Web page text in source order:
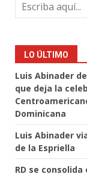
LO ÚLTIMO
Luis Abinader
que deja la
Dominicana
Luis Abinader
de la Espriella
RD se